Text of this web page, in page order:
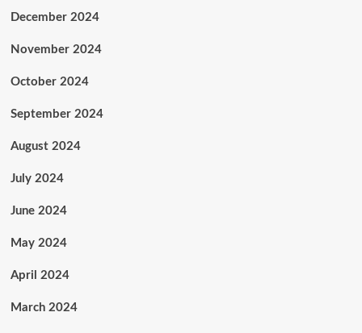
December 2024
November 2024
October 2024
September 2024
August 2024
July 2024
June 2024
May 2024
April 2024
March 2024